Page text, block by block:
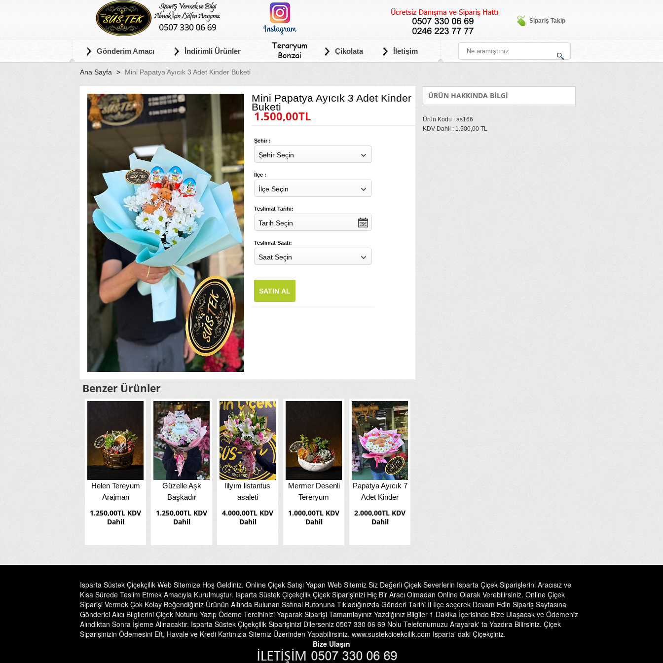
Sipariş Takip
Gönderim Amacı İndirimli Ürünler Çikolata İletişim
Ana Sayfa Mini Papatya Ayıcık 3 Adet Kinder Buketi
Mini Papatya Ayıcık 3 Adet Kinder
Buketi
1.500,00TL
Şehir :
Şehir Seçin
İlçe :
İlçe Seçin
Teslimat Tarihi:
Tarih Seçin
Teslimat Saati:
Saat Seçin
SATIN AL
ÜRÜN HAKKINDA BİLGİ
Ürün Kodu : as166
KDV Dahil : 1.500,00 TL
Benzer Ürünler
Yeni Doğan
Erkek Bebek
2.750,00TL KDV
Dahil
Masumiyet 51
Gül Buketi
3.750,00TL KDV
Dahil
çift dal pembe
orkide
1.500,00TL KDV
Dahil
Demberium
Bambu Orkide
1.500,00TL KDV
Dahil
Sakayık Lale
Karışım Mini
1.750,00TL KDV
Dahil
Isparta Süstek Çiçekçilik Web Sitemize Hoş Geldiniz. Online Çiçek Satışı Yapan Web Sitemiz Siz Değerli Çiçek Severlerin Isparta Çiçek Siparişlerini Aracısız ve
Kısa Sürede Teslim Etmek Amacıyla Kurulmuştur. Isparta Süstek Çiçekçilik Çiçek Siparişinizi Hiç Bir Aracı Olmadan Online Olarak Verebilirsiniz. Online Çiçek
Siparişi Vermek Çok Kolay Beğendiğiniz Ürünün Altında Bulunan Satınal Butonuna Tıkladığınızda Gönderi Tarihi İl İlçe seçerek Devam Edin Sipariş Sayfasına
Gönderici Alıcı Bilgilerini Çiçek Notunu Yazıp Ödeme Tercihinizi Yaparak Siparişi Tamamlayınız Yazdığınız Bilgiler 1 Dakika İçerisinde Bize Ulaşacak ve Ödemeniz
Alındıktan Sonra İşleme Alınacaktır. Isparta Süstek Çiçekçilik Siparişinizi Dilerseniz 0507 330 06 69 Nolu Telefonumuzu Arayarak' ta Yazdıra Bilirsiniz. Çiçek
Siparişinizin Ödemesini Eft, Havale ve Kredi Kartınızla Sitemiz Üzerinden Yapabilirsiniz. www.sustekcicekcilik.com Isparta' daki Çiçekçiniz.
Bize Ulaşın